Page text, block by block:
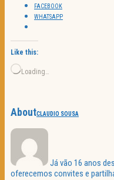
FACEBOOK
WHATSAPP
Like this:
Loading…
AboutCLAUDIO SOUSA
Já vão 16 anos
oferecemos convites e